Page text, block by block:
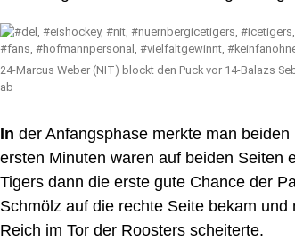
24-Marcus Weber (NIT) blockt den Puck vor 14-Balazs
ab
In der Anfangsphase merkte man
ersten Minuten waren auf beiden Seiten
Tigers dann die erste gute Chance der
Schmölz auf die rechte Seite bekam
Reich im Tor der Roosters scheiterte.